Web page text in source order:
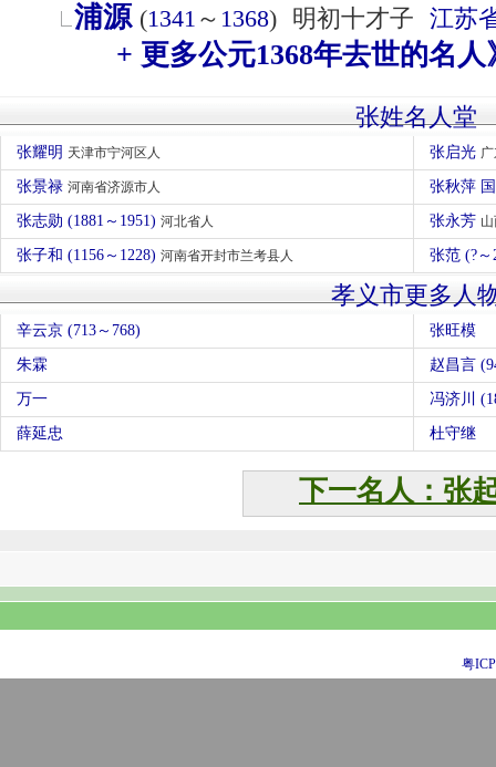
浦源 (1341 ～ 1368) 明初十才子 江苏
+ 更多公元1368年去世的名人
张姓名人堂
张耀明 天津市宁河区人 张启光
张景禄 河南省济源市人 张秋萍
张志勋 (1881～1951) 河北省人 张永芳
张子和 (1156～1228) 河南省开封市兰考县人 张范 (?
孝义市更多人
辛云京 (713～768) 张旺模
朱霖 赵昌言
万一 冯济川
薛延忠 杜守继
下一名人：张
粤